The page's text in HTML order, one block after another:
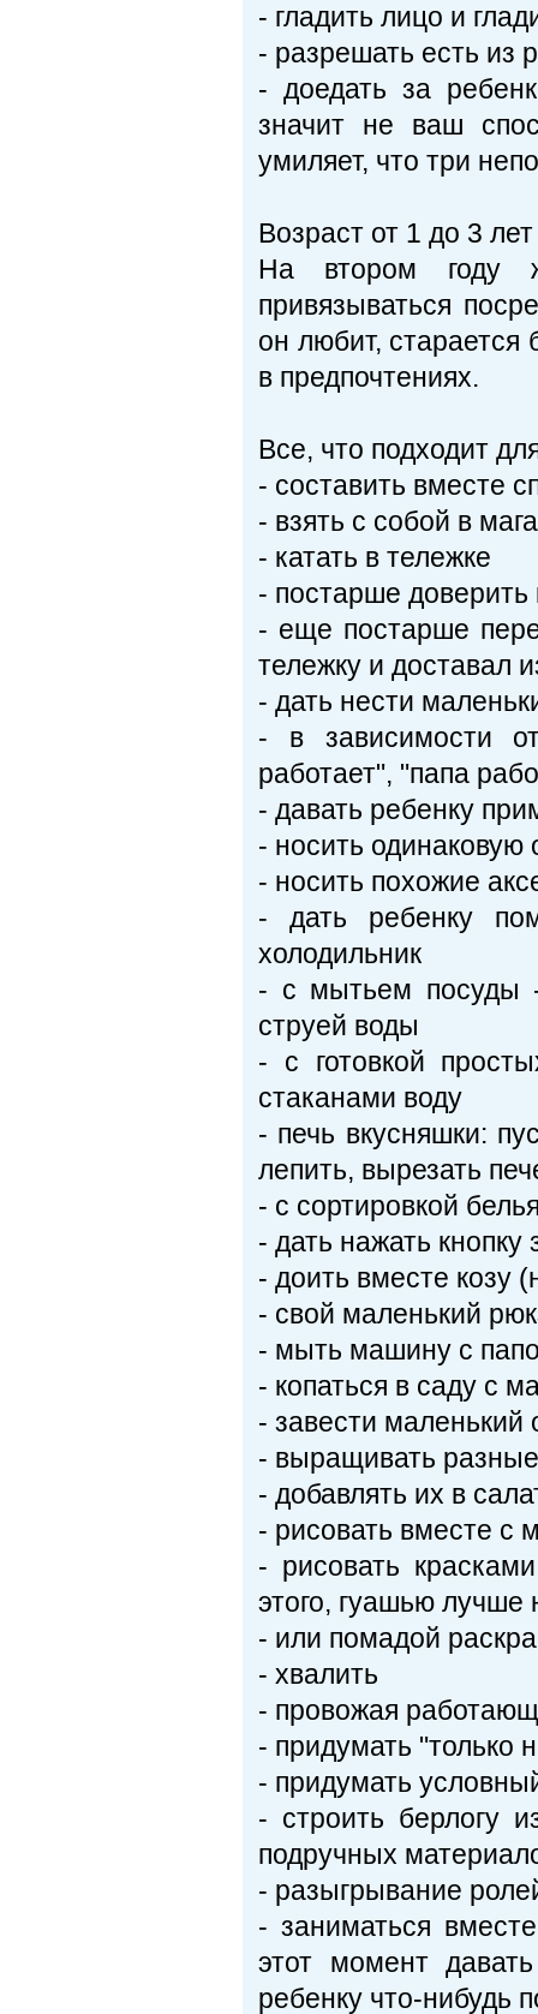
- гладить лицо и
- разрешать есть из
- доедать за
значит не ваш
умиляет, что три
Возраст от 1 до 3 лет
На втором году
привязываться
он любит,
в предпочтениях.
Все, что подходит
- составить вместе
- взять с собой в
- катать в тележке
- постарше доверить
- еще постарше
тележку и доставал
- дать нести
- в зависимости
работает", "папа
- давать ребенку
- носить
- носить похожие
- дать ребенку
холодильник
- с мытьем посуды
струей воды
- с готовкой
стаканами воду
- печь вкусняшки:
лепить, вырезать
- с сортировкой
- дать нажать
- доить вместе козу
- свой маленький
- мыть машину с
- копаться в саду с
- завести маленький
- выращивать
- добавлять их в
- рисовать вместе с
- рисовать
этого, гуашью лучше
- или помадой
- хвалить
- провожая
- придумать "только
- придумать
- строить берлогу
подручных
- разыгрывание
- заниматься
этот момент
ребенку что-нибудь